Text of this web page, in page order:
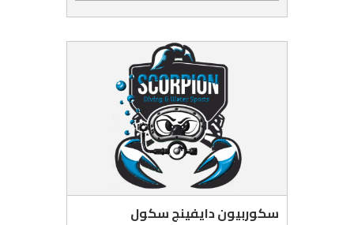
سكوربيون دايفينج سكول